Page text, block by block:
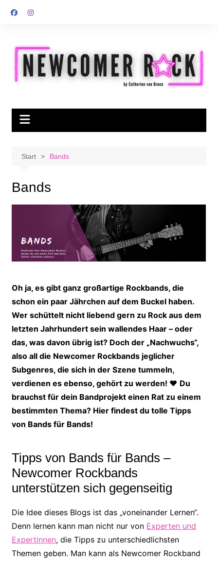
Inhalt
Start Bands
Bands
Oh ja, es gibt ganz großartige Rockbands, die
schon ein paar Jährchen auf dem Buckel haben.
Wer schüttelt nicht liebend gern zu Rock aus dem
letzten Jahrhundert sein wallendes Haar – oder
das, was davon übrig ist? Doch der „Nachwuchs“,
also all die Newcomer Rockbands jeglicher
Subgenres, die sich in der Szene tummeln,
verdienen es ebenso, gehört zu werden! ♥ Du
brauchst für dein Bandprojekt einen Rat zu einem
bestimmten Thema? Hier findest du tolle Tipps
von Bands für Bands!
Tipps von Bands für Bands –
Newcomer Rockbands
unterstützen sich gegenseitig
Die Idee dieses Blogs ist das „voneinander Lernen“.
Denn lernen kann man nicht nur von Experten und
Expertinnen, die Tipps zu unterschiedlichsten
Themen geben. Man kann als Newcomer Rockband